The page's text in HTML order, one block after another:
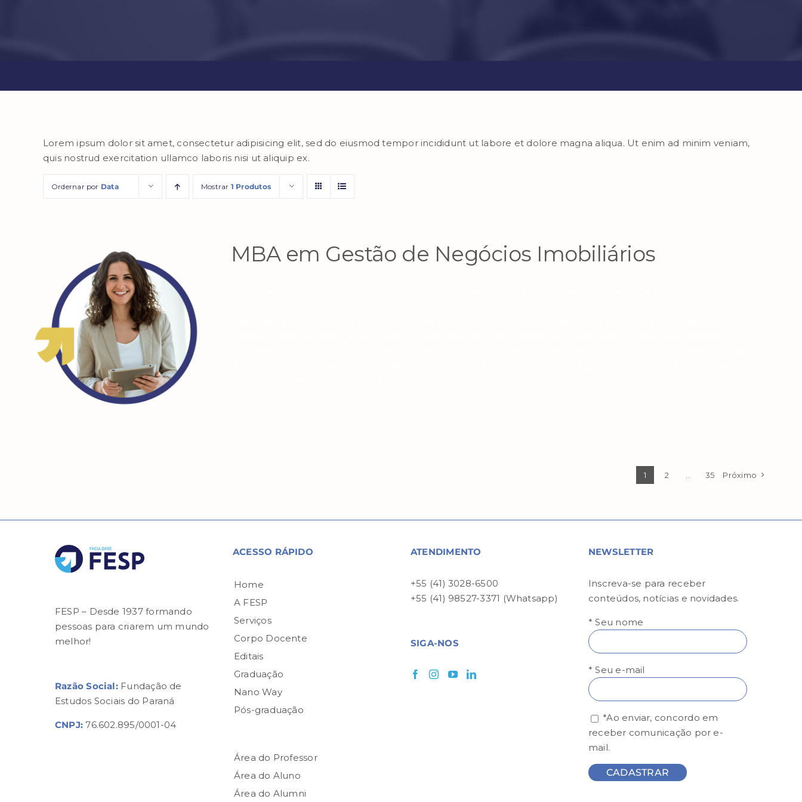
Lorem ipsum dolor sit amet, consectetur adipisicing elit, sed do eiusmod tempor incididunt ut labore et dolore magna aliqua. Ut enim ad minim veniam,
quis nostrud exercitation ullamco laboris nisi ut aliquip ex.
Ordernar por Data Mostrar 1 Produtos
MBA em Gestão de Negócios Imobiliários
1 2 35 Próximo
FESP – Desde 1937 formando
pessoas para criarem um mundo
melhor!
Razão Social:Fundação de
Estudos Sociais do Paraná
CNPJ: 76.602.895/0001-04
ACESSO RÁPIDO
Home
A FESP
Serviços
Corpo Docente
Editais
Graduação
Nano Way
Pós-graduação
Área do Professor
Área do Aluno
Área do Alumni
ATENDIMENTO
+55 (41) 3028-6500
+55 (41) 98527-3371 (Whatsapp)
SIGA-NOS
NEWSLETTER
Inscreva-se para receber
conteúdos, notícias e novidades.
* Seu nome
* Seu e-mail
*Ao enviar, concordo em
receber comunicação por e-
mail.